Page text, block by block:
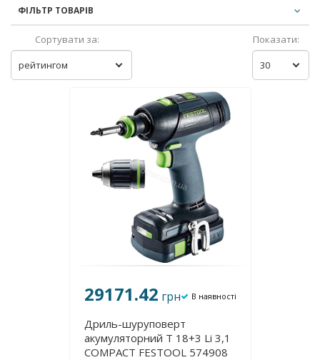
ФІЛЬТР ТОВАРІВ
Сортувати за:
рейтингом
Показати:
30
29171.42 грн В наявності
Дриль-шуруповерт
акумуляторний T 18+3 Li 3,1
COMPACT FESTOOL 574908